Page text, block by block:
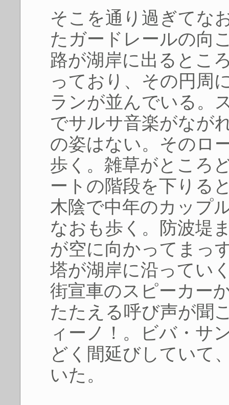
そこを通り過ぎてな
たガードレールの向
路が湖岸に出るとこ
っており、その円周
ランが並んでいる。
でサルサ音楽がなが
の姿はない。そのロ
歩く。雑草がところ
ートの階段を下りる
木陰で中年のカップ
なおも歩く。防波堤
が空に向かってまっ
塔が湖岸に沿ってい
街宣車のスピーカー
たたえる呼び声が聞
ィーノ！。ビバ・サ
どく間延びしていて
いた。